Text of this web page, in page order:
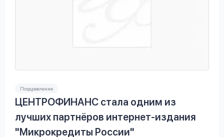
Поздравление
ЦЕНТРОФИНАНС стала одним из
лучших партнёров интернет-издания
"Микрокредиты России"